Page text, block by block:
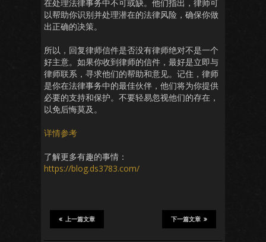
在处理法律事务中不可或缺。他们指出，律师可
以帮助你识别并处理潜在的法律风险，确保你做
出正确的决策。
所以，回复律师信件是否没有律师绝对不是一个
好主意。如果你收到律师的信件，最好是立即与
律师联系，寻求他们的帮助和意见。记住，律师
是你在法律事务中的最佳伙伴，他们将为你提供
必要的支持和保护。不要轻易忽视他们的存在，
以免后悔莫及。
详情参考
了解更多有趣的事情：
https://blog.ds3783.com/
下一篇文章
上一篇文章